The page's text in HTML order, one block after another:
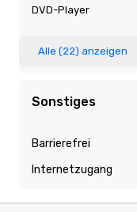
DVD-Player
Alle (22) anzeigen
Sonstiges
Barrierefrei
Internetzugang